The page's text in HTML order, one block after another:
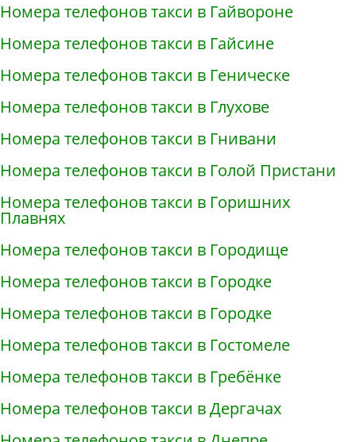
Номера телефонов такси в Гайвороне
Номера телефонов такси в Гайсине
Номера телефонов такси в Геническе
Номера телефонов такси в Глухове
Номера телефонов такси в Гнивани
Номера телефонов такси в Голой Пристани
Номера телефонов такси в Горишних
Плавнях
Номера телефонов такси в Городище
Номера телефонов такси в Городке
Номера телефонов такси в Городке
Номера телефонов такси в Гостомеле
Номера телефонов такси в Гребёнке
Номера телефонов такси в Дергачах